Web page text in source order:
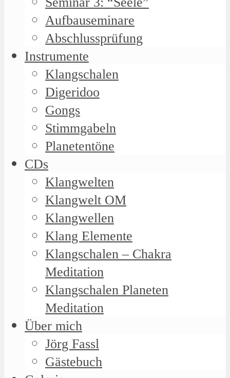
Aufbauseminare
Abschlussprüfung
Instrumente
Klangschalen
Digeridoo
Gongs
Stimmgabeln
Planetentöne
CDs
Klangwelten
Klangwelt OM
Klangwellen
Klang Elemente
Klangschalen – Chakra
Meditation
Klangschalen Planeten
Meditation
Über mich
Jörg Fassl
Gästebuch